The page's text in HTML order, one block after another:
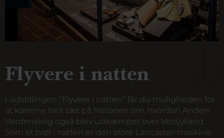
Flyvere i natten
I udstillingen ”Flyvere i natten” får du muligheden for
at komme helt tæt på historien om, hvordan Anden
Verdenskrig også blev udkæmpet over Vestjylland.
Som et brøl i natten er den store Lancaster-maskine